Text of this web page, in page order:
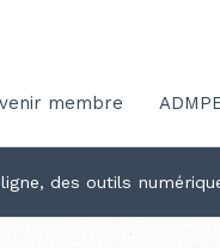
membre
des outils